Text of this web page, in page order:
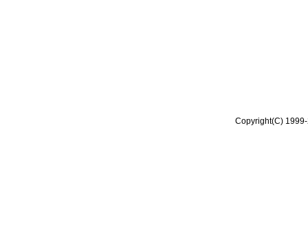
Copyright(C)